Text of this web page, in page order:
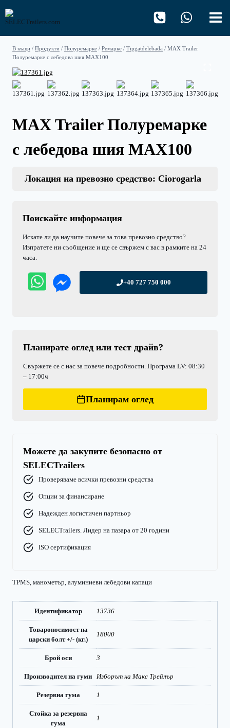
съдържанието
В къщи / Продукти / Полуремарке / Ремарке / Tipgatdelebada / MAX Trailer
Полуремарке с лебедова шия MAX100
MAX Trailer Полуремарке
с лебедова шия MAX100
Локация на превозно средство: Ciorogarla
Поискайте информация
Искате ли да научите повече за това превозно средство?
Изпратете ни съобщение и ще се свържем с вас в рамките на 24
часа.
+40 727 750 000
Планирате оглед или тест драйв?
Свържете се с нас за повече подробности. Програма LV: 08:30
– 17:00ч
Планирам оглед
Можете да закупите безопасно от
SELECTrailers
Проверяваме всички превозни средства
Опции за финансиране
Надежден логистичен партньор
SELECTrailers. Лидер на пазара от 20 години
ISO сертификация
TPMS, манометър, алуминиеви лебедови капаци
Идентификатор 13736
Товароносимост на
царски болт +/- (кг.)
18000
Брой оси 3
Производител на гуми Изборът на Макс Трейлър
Резервна гума 1
Стойка за резервна
гума
1